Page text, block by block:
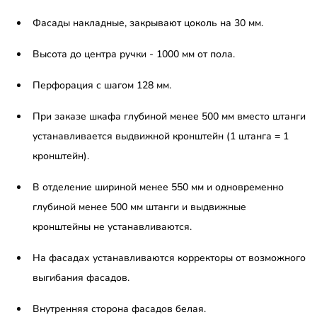
Фасады накладные, закрывают цоколь на 30 мм.
Высота до центра ручки - 1000 мм от пола.
Перфорация с шагом 128 мм.
При заказе шкафа глубиной менее 500 мм вместо штанги
устанавливается выдвижной кронштейн (1 штанга = 1
кронштейн).
В отделение шириной менее 550 мм и одновременно
глубиной менее 500 мм штанги и выдвижные
кронштейны не устанавливаются.
На фасадах устанавливаются корректоры от возможного
выгибания фасадов.
Внутренняя сторона фасадов белая.